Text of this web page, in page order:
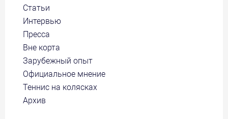
Статьи
Интервью
Пресса
Вне корта
Зарубежный опыт
Официальное мнение
Теннис на колясках
Архив